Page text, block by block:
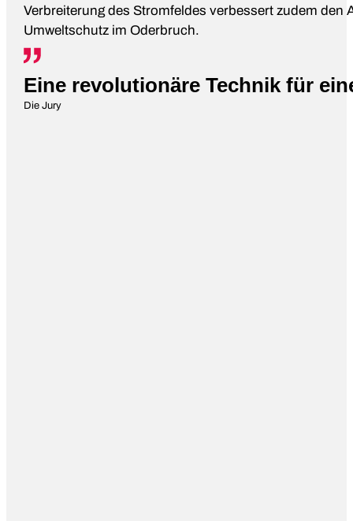
Verbreiterung des Stromfeldes verbessert zudem
Umweltschutz im Oderbruch.
Eine revolutionäre Technik für
Die Jury